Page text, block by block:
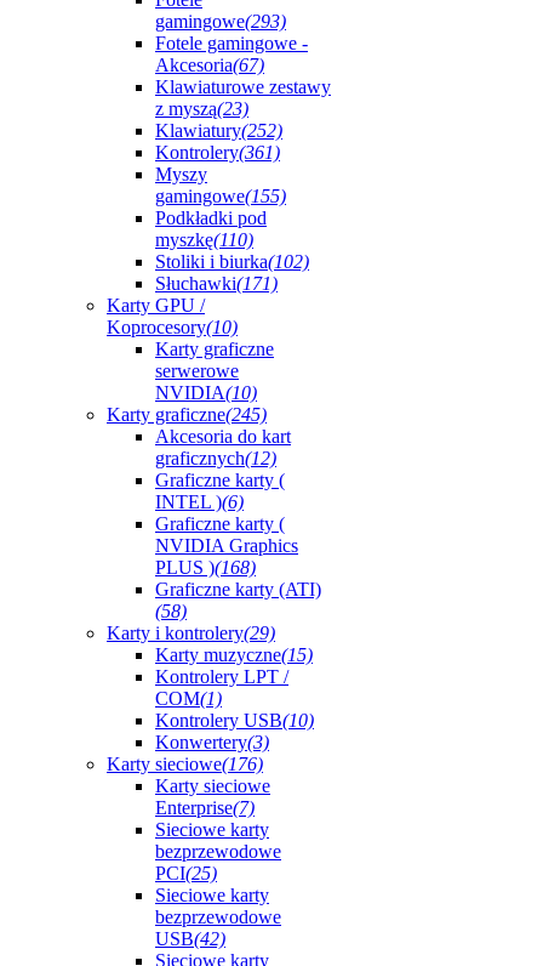
gamingowe(293)
Fotele gamingowe -
Akcesoria(67)
Klawiaturowe zestawy
z myszą(23)
Klawiatury(252)
Kontrolery(361)
Myszy
gamingowe(155)
Podkładki pod
myszkę(110)
Stoliki i biurka(102)
Słuchawki(171)
Karty GPU /
Koprocesory(10)
Karty graficzne
serwerowe
NVIDIA(10)
Karty graficzne(245)
Akcesoria do kart
graficznych(12)
Graficzne karty (
INTEL )(6)
Graficzne karty (
NVIDIA Graphics
PLUS )(168)
Graficzne karty (ATI)
(58)
Karty i kontrolery(29)
Karty muzyczne(15)
Kontrolery LPT /
COM(1)
Kontrolery USB(10)
Konwertery(3)
Karty sieciowe(176)
Karty sieciowe
Enterprise(7)
Sieciowe karty
bezprzewodowe
PCI(25)
Sieciowe karty
bezprzewodowe
USB(42)
Sieciowe karty